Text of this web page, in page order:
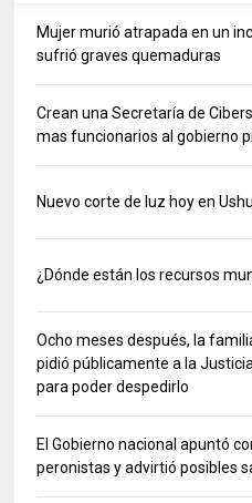
Mujer murió atrapada en un
sufrió graves quemaduras
Crean una Secretaría de
mas funcionarios al gobierno
Nuevo corte de luz hoy en
¿Dónde están los recursos
Ocho meses después, la
pidió públicamente a la
para poder despedirlo
El Gobierno nacional apuntó
peronistas y advirtió posibles